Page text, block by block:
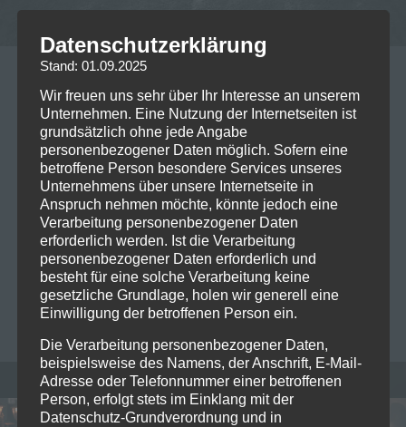
Vorankündigung: 2025-10-26
Lacuna Coil 2025 @Backstage
Werk München
Lacuna Coil – Sleepless Empire Tour 2025 Mit Special
Guest: NONPOINT Der Herbst 2025 wird dunkel, laut
und unvergesslich: Lacuna Coil kehren mit ihrer
brandneuen…Read more
THOMAS
Datenschutzerklärung
Stand: 01.09.2025
Wir freuen uns sehr über Ihr Interesse an unserem
Unternehmen. Eine Nutzung der Internetseiten ist
grundsätzlich ohne jede Angabe
personenbezogener Daten möglich. Sofern eine
betroffene Person besondere Services unseres
Unternehmens über unsere Internetseite in
Anspruch nehmen möchte, könnte jedoch eine
Verarbeitung personenbezogener Daten
erforderlich werden. Ist die Verarbeitung
personenbezogener Daten erforderlich und
besteht für eine solche Verarbeitung keine
gesetzliche Grundlage, holen wir generell eine
Einwilligung der betroffenen Person ein.
Die Verarbeitung personenbezogener Daten,
beispielsweise des Namens, der Anschrift, E-Mail-
Adresse oder Telefonnummer einer betroffenen
Person, erfolgt stets im Einklang mit der
Datenschutz-Grundverordnung und in